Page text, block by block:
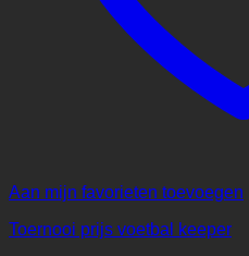
Aan mijn favorieten toevoegen
Toernooi prijs voetbal keeper